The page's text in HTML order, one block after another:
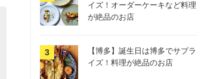
イズ！オーダーケーキなど料理
が絶品のお店
【博多】誕生日は博多でサプラ
イズ！料理が絶品のお店